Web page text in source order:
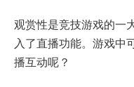
观赏性是竞技游戏的一
入了直播功能。游戏中
播互动呢？